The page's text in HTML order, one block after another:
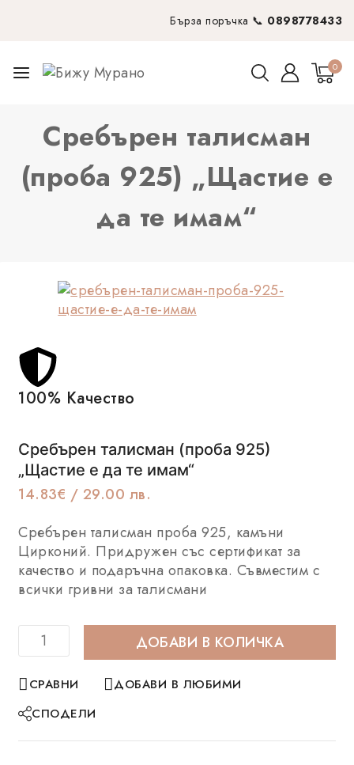
Бърза поръчка 📞 0898778433
0
Сребърен талисман
(проба 925) „Щастие е
да те имам“
100% Качество
Сребърен талисман (проба 925)
„Щастие е да те имам“
14.83€ / 29.00 лв.
Сребърен талисман проба 925, камъни
Цирконий. Придружен със сертификат за
качество и подаръчна опаковка. Съвместим с
всички гривни за талисмани
ДОБАВИ В КОЛИЧКА
СРАВНИ
ДОБАВИ В ЛЮБИМИ
СПОДЕЛИ